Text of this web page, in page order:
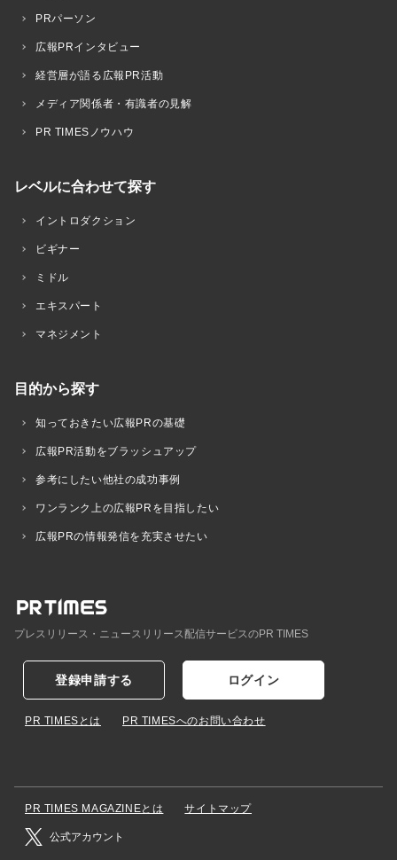
PRパーソン
広報PRインタビュー
経営層が語る広報PR活動
メディア関係者・有識者の見解
PR TIMESノウハウ
レベルに合わせて探す
イントロダクション
ビギナー
ミドル
エキスパート
マネジメント
目的から探す
知っておきたい広報PRの基礎
広報PR活動をブラッシュアップ
参考にしたい他社の成功事例
ワンランク上の広報PRを目指したい
広報PRの情報発信を充実させたい
プレスリリース・ニュースリリース配信サービスのPR TIMES
登録申請する ログイン
PR TIMESとは PR TIMESへのお問い合わせ
PR TIMES MAGAZINEとは サイトマップ
公式アカウント